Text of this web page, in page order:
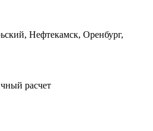
Нефтекамск, Оренбург,
расчет